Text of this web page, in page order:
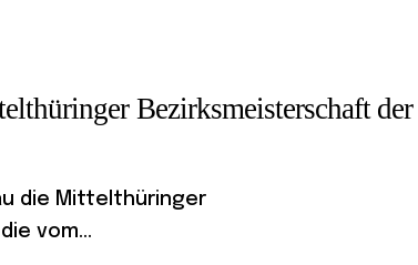
Bezirksmeisterschaft der
die Mittelthüringer
vom...